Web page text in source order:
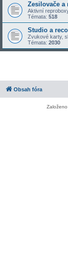
Zesilovače a
Aktivní
Témata: 518
Studio a
Zvukové karty,
Témata: 2030
Obsah fóra